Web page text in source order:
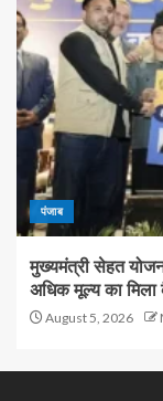
पंजाब
मुख्यमंत्री सेहत
अधिक मूल्य का
August 5, 2026